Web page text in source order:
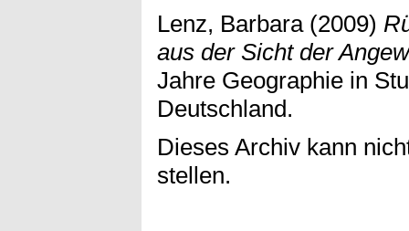
Lenz, Barbara(2009)
aus der Sicht der
Jahre Geographie in
Deutschland.
Dieses Archiv kann
stellen.